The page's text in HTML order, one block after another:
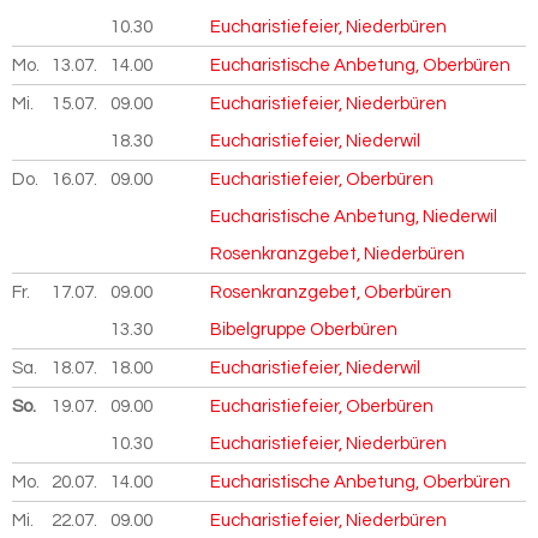
10.30 Eucharistiefeier, Niederbüren
Mo. 13.07. 2026
14.00 Eucharistische Anbetung, Oberbüren
Mi. 15.07. 2026
09.00 Eucharistiefeier, Niederbüren
18.30 Eucharistiefeier, Niederwil
Do. 16.07. 2026
09.00 Eucharistiefeier, Oberbüren
Eucharistische Anbetung, Niederwil
Rosenkranzgebet, Niederbüren
Fr. 17.07. 2026
09.00 Rosenkranzgebet, Oberbüren
13.30 Bibelgruppe Oberbüren
Sa. 18.07. 2026
18.00 Eucharistiefeier, Niederwil
So. 19.07. 2026
09.00 Eucharistiefeier, Oberbüren
10.30 Eucharistiefeier, Niederbüren
Mo. 20.07. 2026
14.00 Eucharistische Anbetung, Oberbüren
Mi. 22.07. 2026
09.00 Eucharistiefeier, Niederbüren